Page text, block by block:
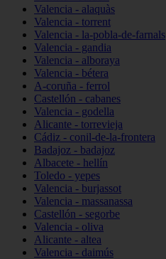
Valencia - alaquàs
Valencia - torrent
Valencia - la-pobla-de-farnals
Valencia - gandia
Valencia - alboraya
Valencia - bétera
A-coruña - ferrol
Castellón - cabanes
Valencia - godella
Alicante - torrevieja
Cádiz - conil-de-la-frontera
Badajoz - badajoz
Albacete - hellín
Toledo - yepes
Valencia - burjassot
Valencia - massanassa
Castellón - segorbe
Valencia - oliva
Alicante - altea
Valencia - daimús